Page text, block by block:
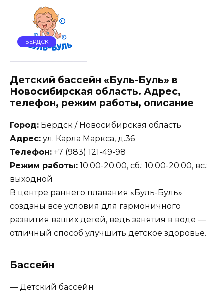
БЕРДСК
Детский бассейн «Буль-Буль» в
Новосибирская область. Адрес,
телефон, режим работы, описание
Город: Бердск / Новосибирская область
Адрес: ул. Карла Маркса, д.36
Телефон: +7 (983) 121-49-98
Режим работы: 10:00-20:00, сб.: 10:00-20:00, вс.:
выходной
В центре раннего плавания «Буль-Буль»
созданы все условия для гармоничного
развития ваших детей, ведь занятия в воде —
отличный способ улучшить детское здоровье.
Бассейн
— Детский бассейн